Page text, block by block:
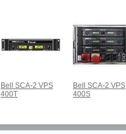
Bell SCA-2 VPS
400T
Bell SCA-2 VPS
400S